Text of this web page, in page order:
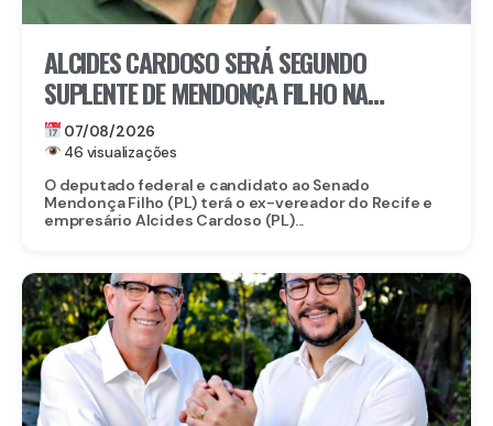
ALCIDES CARDOSO SERÁ SEGUNDO
SUPLENTE DE MENDONÇA FILHO NA
DISPUTA PELO SENADO
07/08/2026
46 visualizações
O deputado federal e candidato ao Senado
Mendonça Filho (PL) terá o ex-vereador do Recife e
empresário Alcides Cardoso (PL)...